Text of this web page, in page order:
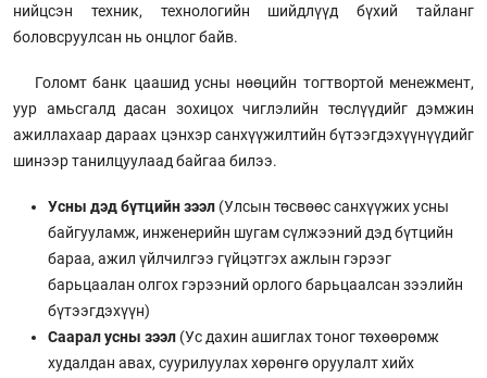
нийцсэн техник, технологийн шийдлүүд бүхий тайланг
боловсруулсан нь онцлог байв.
Голомт банк цаашид усны нөөцийн тогтвортой менежмент,
уур амьсгалд дасан зохицох чиглэлийн төслүүдийг дэмжин
ажиллахаар дараах цэнхэр санхүүжилтийн бүтээгдэхүүнүүдийг
шинээр танилцуулаад байгаа билээ.
Усны дэд бүтцийн зээл (Улсын төсвөөс санхүүжих усны
байгууламж, инженерийн шугам сүлжээний дэд бүтцийн
бараа, ажил үйлчилгээ гүйцэтгэх ажлын гэрээг
барьцаалан олгох гэрээний орлого барьцаалсан зээлийн
бүтээгдэхүүн)
Саарал усны зээл (Ус дахин ашиглах тоног төхөөрөмж
худалдан авах, суурилуулах хөрөнгө оруулалт хийх